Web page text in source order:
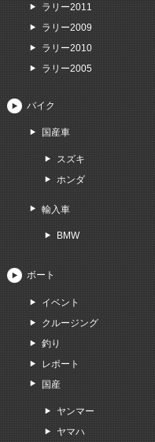
ラリー2011
ラリー2009
ラリー2010
ラリー2005
バイク
国産車
スズキ
ホンダ
輸入車
BMW
ボート
イベント
クルージング
釣り
レポート
国産
ヤンマー
ヤマハ